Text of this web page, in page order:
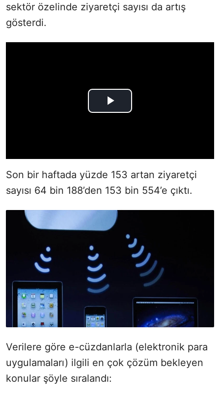
sektör özelinde ziyaretçi sayısı da artış
gösterdi.
Son bir haftada yüzde 153 artan ziyaretçi
sayısı 64 bin 188’den 153 bin 554’e çıktı.
Verilere göre e-cüzdanlarla (elektronik para
uygulamaları) ilgili en çok çözüm bekleyen
konular şöyle sıralandı: